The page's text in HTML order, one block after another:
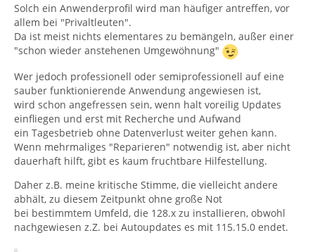
Solch ein Anwenderprofil wird man häufiger antreffen, vor
allem bei "Privaltleuten".
Da ist meist nichts elementares zu bemängeln, außer einer
"schon wieder anstehenen Umgewöhnung"
Wer jedoch professionell oder semiprofessionell auf eine
sauber funktionierende Anwendung angewiesen ist,
wird schon angefressen sein, wenn halt voreilig Updates
einfliegen und erst mit Recherche und Aufwand
ein Tagesbetrieb ohne Datenverlust weiter gehen kann.
Wenn mehrmaliges "Reparieren" notwendig ist, aber nicht
dauerhaft hilft, gibt es kaum fruchtbare Hilfestellung.
Daher z.B. meine kritische Stimme, die vielleicht andere
abhält, zu diesem Zeitpunkt ohne große Not
bei bestimmtem Umfeld, die 128.x zu installieren, obwohl
nachgewiesen z.Z. bei Autoupdates es mit 115.15.0 endet.